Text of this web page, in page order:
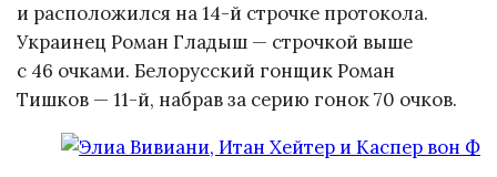
и расположился на 14-й строчке протокола.
Украинец Роман Гладыш — строчкой выше
с 46 очками. Белорусский гонщик Роман
Тишков — 11-й, набрав за серию гонок 70 очков.